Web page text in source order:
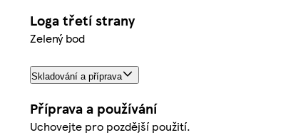
Loga třetí strany
Zelený bod
Skladování a příprava
Příprava a používání
Uchovejte pro pozdější použití.